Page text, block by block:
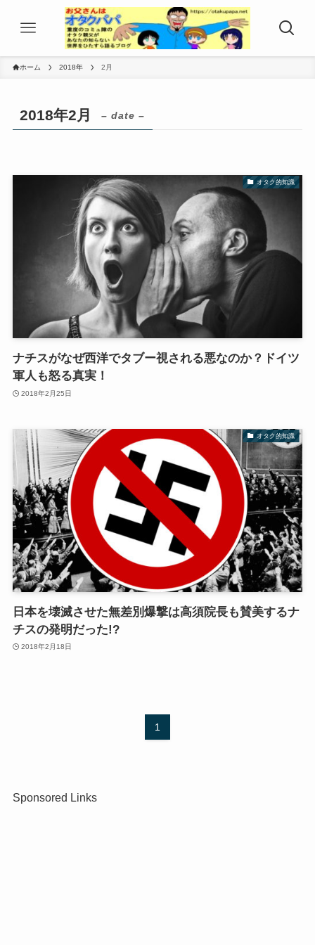
ホーム 2018年 2月
2018年2月 – date –
オタク的知識
ナチスがなぜ西洋でタブー視される悪なのか？ドイツ
軍人も怒る真実！
2018年2月25日
オタク的知識
日本を壊滅させた無差別爆撃は高須院長も賛美するナ
チスの発明だった!?
2018年2月18日
1
Sponsored Links